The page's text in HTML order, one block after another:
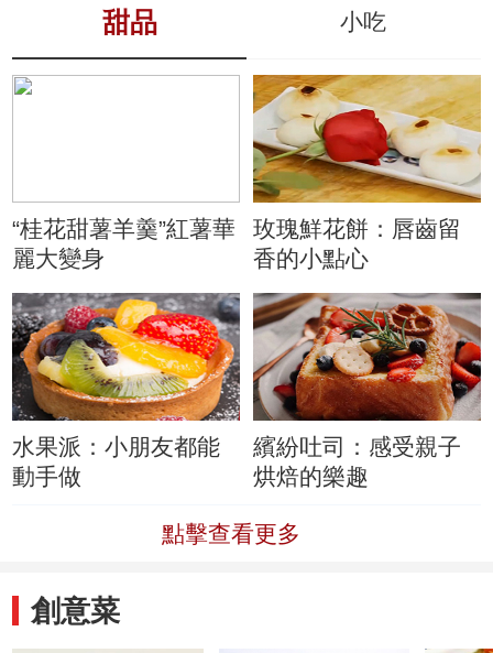
甜品 小吃
“桂花甜薯羊羹”紅薯華
麗大變身
玫瑰鮮花餅：唇齒留
香的小點心
水果派：小朋友都能
動手做
繽紛吐司：感受親子
烘焙的樂趣
點擊查看更多
創意菜